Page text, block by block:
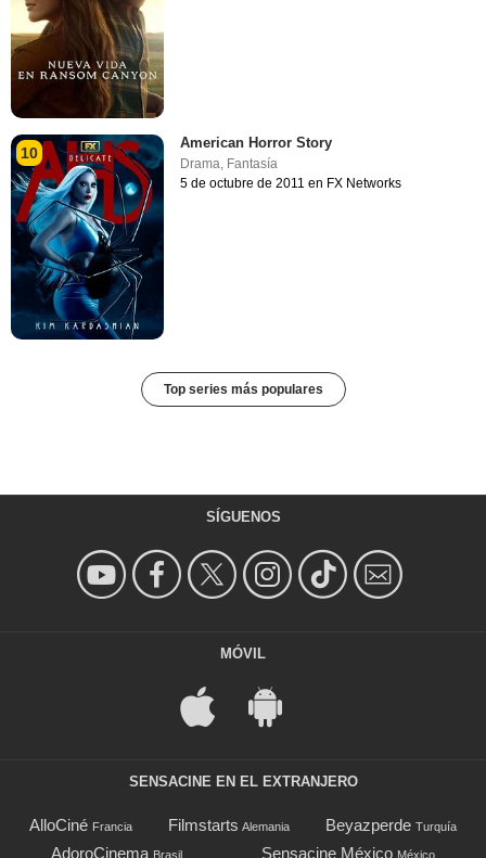
10
American Horror Story
Drama, Fantasía
5 de octubre de 2011 en FX Networks
Top series más populares
SÍGUENOS
MÓVIL
SENSACINE EN EL EXTRANJERO
AlloCiné Francia Filmstarts Alemania Beyazperde Turquía
AdoroCinema Brasil Sensacine México México